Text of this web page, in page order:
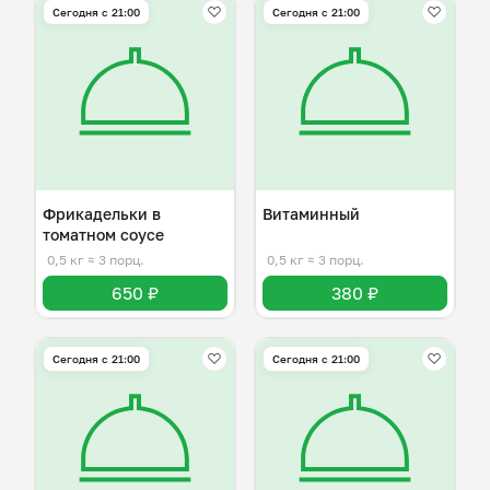
Сегодня с 21:00
Фрикадельки в
томатном соусе
0,5 кг ≈ 3 порц.
650 ₽
Сегодня с 21:00
Витаминный
0,5 кг ≈ 3 порц.
380 ₽
Сегодня с 21:00 Сегодня с 21:00